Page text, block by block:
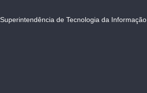
Superintendência de Tecnologia da Informação